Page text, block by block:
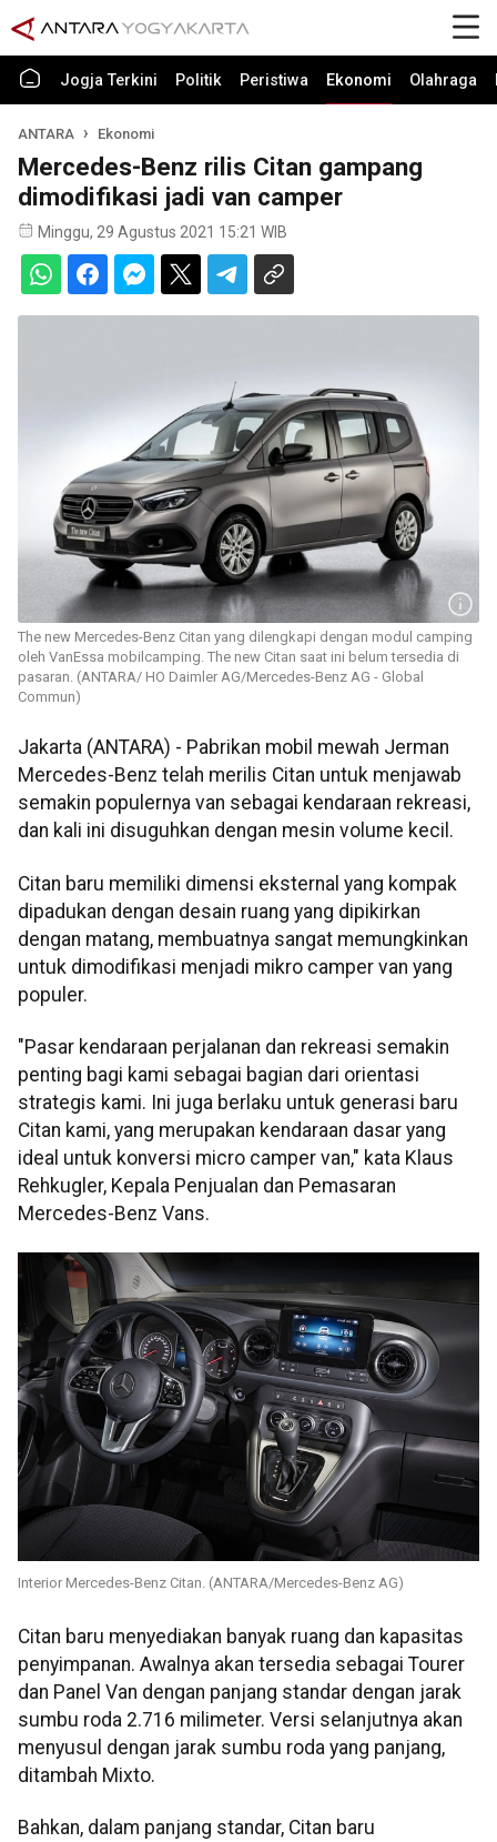
Jogja Terkini Politik Peristiwa Ekonomi Olahraga
ANTARA Ekonomi
Mercedes-Benz rilis Citan gampang
dimodifikasi jadi van camper
Minggu, 29 Agustus 2021 15:21 WIB
The new Mercedes-Benz Citan yang dilengkapi dengan modul camping
oleh VanEssa mobilcamping. The new Citan saat ini belum tersedia di
pasaran. (ANTARA/ HO Daimler AG/Mercedes-Benz AG - Global
Commun)
Jakarta (ANTARA) - Pabrikan mobil mewah Jerman
Mercedes-Benz telah merilis Citan untuk menjawab
semakin populernya van sebagai kendaraan rekreasi,
dan kali ini disuguhkan dengan mesin volume kecil.
Citan baru memiliki dimensi eksternal yang kompak
dipadukan dengan desain ruang yang dipikirkan
dengan matang, membuatnya sangat memungkinkan
untuk dimodifikasi menjadi mikro camper van yang
populer.
"Pasar kendaraan perjalanan dan rekreasi semakin
penting bagi kami sebagai bagian dari orientasi
strategis kami. Ini juga berlaku untuk generasi baru
Citan kami, yang merupakan kendaraan dasar yang
ideal untuk konversi micro camper van," kata Klaus
Rehkugler, Kepala Penjualan dan Pemasaran
Mercedes-Benz Vans.
Interior Mercedes-Benz Citan. (ANTARA/Mercedes-Benz AG)
Citan baru menyediakan banyak ruang dan kapasitas
penyimpanan. Awalnya akan tersedia sebagai Tourer
dan Panel Van dengan panjang standar dengan jarak
sumbu roda 2.716 milimeter. Versi selanjutnya akan
menyusul dengan jarak sumbu roda yang panjang,
ditambah Mixto.
Bahkan, dalam panjang standar, Citan baru